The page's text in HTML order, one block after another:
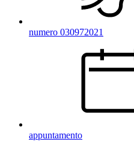
numero 030972021
appuntamento